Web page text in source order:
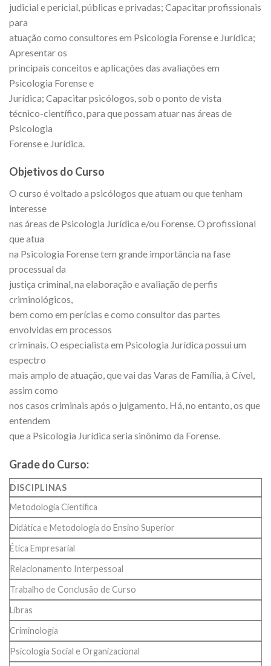
judicial e pericial, públicas e privadas; Capacitar profissionais
para
atuação como consultores em Psicologia Forense e Jurídica;
Apresentar os
principais conceitos e aplicações das avaliações em
Psicologia Forense e
Jurídica; Capacitar psicólogos, sob o ponto de vista
técnico-científico, para que possam atuar nas áreas de
Psicologia
Forense e Jurídica.
Objetivos do Curso
O curso é voltado a psicólogos que atuam ou que tenham
interesse
nas áreas de Psicologia Jurídica e/ou Forense. O profissional
que atua
na Psicologia Forense tem grande importância na fase
processual da
justiça criminal, na elaboração e avaliação de perfis
criminológicos,
bem como em perícias e como consultor das partes
envolvidas em processos
criminais. O especialista em Psicologia Jurídica possui um
espectro
mais amplo de atuação, que vai das Varas de Família, à Cível,
assim como
nos casos criminais após o julgamento. Há, no entanto, os que
entendem
que a Psicologia Jurídica seria sinônimo da Forense.
Grade do Curso:
DISCIPLINAS
Metodologia Científica
Didática e Metodologia do Ensino Superior
Ética Empresarial
Relacionamento Interpessoal
Trabalho de Conclusão de Curso
Libras
Criminologia
Psicologia Social e Organizacional